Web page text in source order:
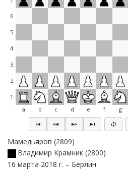
6
5
4
3
2
1
a
b c d e f g
Мамедьяров 2809
Владимир Крамник 2800
16 марта 2018 г.
Берлин